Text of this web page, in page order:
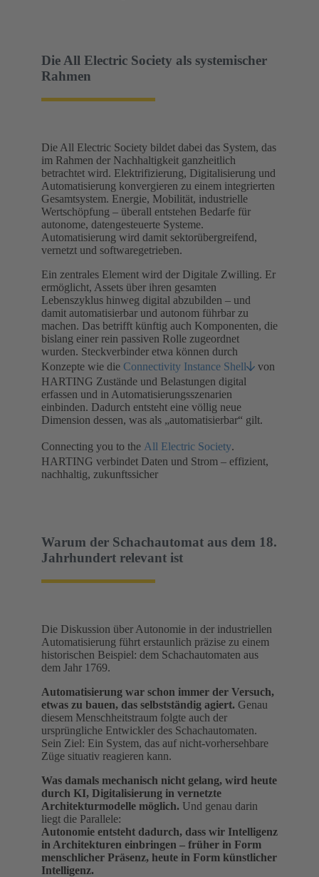
Die All Electric Society als systemischer
Rahmen
Die All Electric Society bildet dabei das System, das
im Rahmen der Nachhaltigkeit ganzheitlich
betrachtet wird. Elektrifizierung, Digitalisierung und
Automatisierung konvergieren zu einem integrierten
Gesamtsystem. Energie, Mobilität, industrielle
Wertschöpfung – überall entstehen Bedarfe für
autonome, datengesteuerte Systeme.
Automatisierung wird damit sektorübergreifend,
vernetzt und softwaregetrieben.
Ein zentrales Element wird der Digitale Zwilling. Er
ermöglicht, Assets über ihren gesamten
Lebenszyklus hinweg digital abzubilden – und
damit automatisierbar und autonom führbar zu
machen. Das betrifft künftig auch Komponenten, die
bislang einer rein passiven Rolle zugeordnet
wurden. Steckverbinder etwa können durch
Konzepte wie die Connectivity Instance Shell
von
HARTING Zustände und Belastungen digital
erfassen und in Automatisierungsszenarien
einbinden. Dadurch entsteht eine völlig neue
Dimension dessen, was als „automatisierbar“ gilt.
Connecting you to the All Electric Society.
HARTING verbindet Daten und Strom – effizient,
nachhaltig, zukunftssicher
Warum der Schachautomat aus dem 18.
Jahrhundert relevant ist
Die Diskussion über Autonomie in der industriellen
Automatisierung führt erstaunlich präzise zu einem
historischen Beispiel: dem Schachautomaten aus
dem Jahr 1769.
Automatisierung war schon immer der Versuch,
etwas zu bauen, das selbstständig agiert. Genau
diesem Menschheitstraum folgte auch der
ursprüngliche Entwickler des Schachautomaten.
Sein Ziel: Ein System, das auf nicht‑vorhersehbare
Züge situativ reagieren kann.
Was damals mechanisch nicht gelang, wird heute
durch KI, Digitalisierung in vernetzte
Architekturmodelle möglich. Und genau darin
liegt die Parallele:
Autonomie entsteht dadurch, dass wir Intelligenz
in Architekturen einbringen – früher in Form
menschlicher Präsenz, heute in Form künstlicher
Intelligenz.